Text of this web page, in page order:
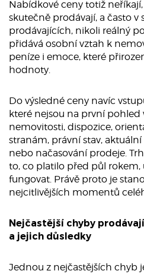
Nabídkové ceny totiž
skutečně prodávají, a často v
prodávajících, nikoli reálný
přidává osobní vztah k
peníze i emoce, které
hodnoty.
Do výsledné ceny navíc
které nejsou na první pohled
nemovitosti, dispozice,
stranám, právní stav,
nebo načasování prodeje.
to, co platilo před půl rokem,
fungovat. Právě proto je
nejcitlivějších momentů
Nejčastější chyby
a jejich důsledky
Jednou z nejčastějších chyb